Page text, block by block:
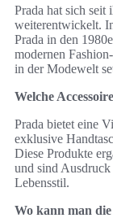
Prada hat sich
weiterentwickelt.
Prada in den
modernen
in der Modewelt
Welche
Prada bietet eine
exklusive
Diese Produkte
und sind
Lebensstil.
Wo kann man